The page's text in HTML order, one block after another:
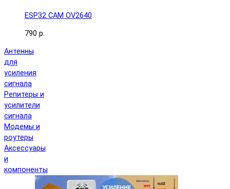
ESP32 CAM OV2640
790 р.
Антенны
для
усиления
сигнала
Репитеры и
усилители
сигнала
Модемы и
роутеры
Аксессуары
и
компоненты